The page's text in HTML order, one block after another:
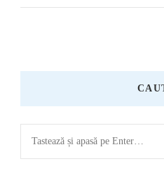
Cauți
ceva?